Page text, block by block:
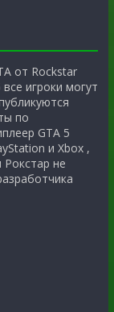
от Rockstar
игроки могут
по
GTA 5
и Xbox ,
не